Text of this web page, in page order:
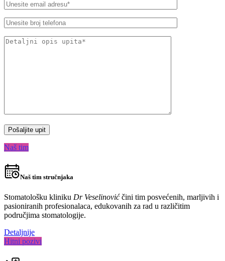
Naš tim
Naš tim stručnjaka
Stomatološku kliniku Dr Veselinovićčini tim posvećenih, marljivih i
pasioniranih profesionalaca, edukovanih za rad u različitim
područjima stomatologije.
Detaljnije
Hitni pozivi